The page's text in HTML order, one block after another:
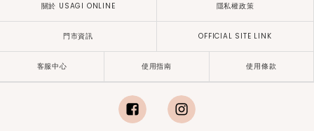
關於 USAGI ONLINE 隱私權政策
門市資訊 OFFICIAL SITE LINK
客服中心 使用指南 使用條款